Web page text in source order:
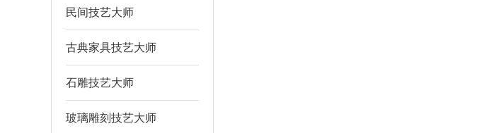
民间技艺大师
古典家具技艺大师
石雕技艺大师
玻璃雕刻技艺大师